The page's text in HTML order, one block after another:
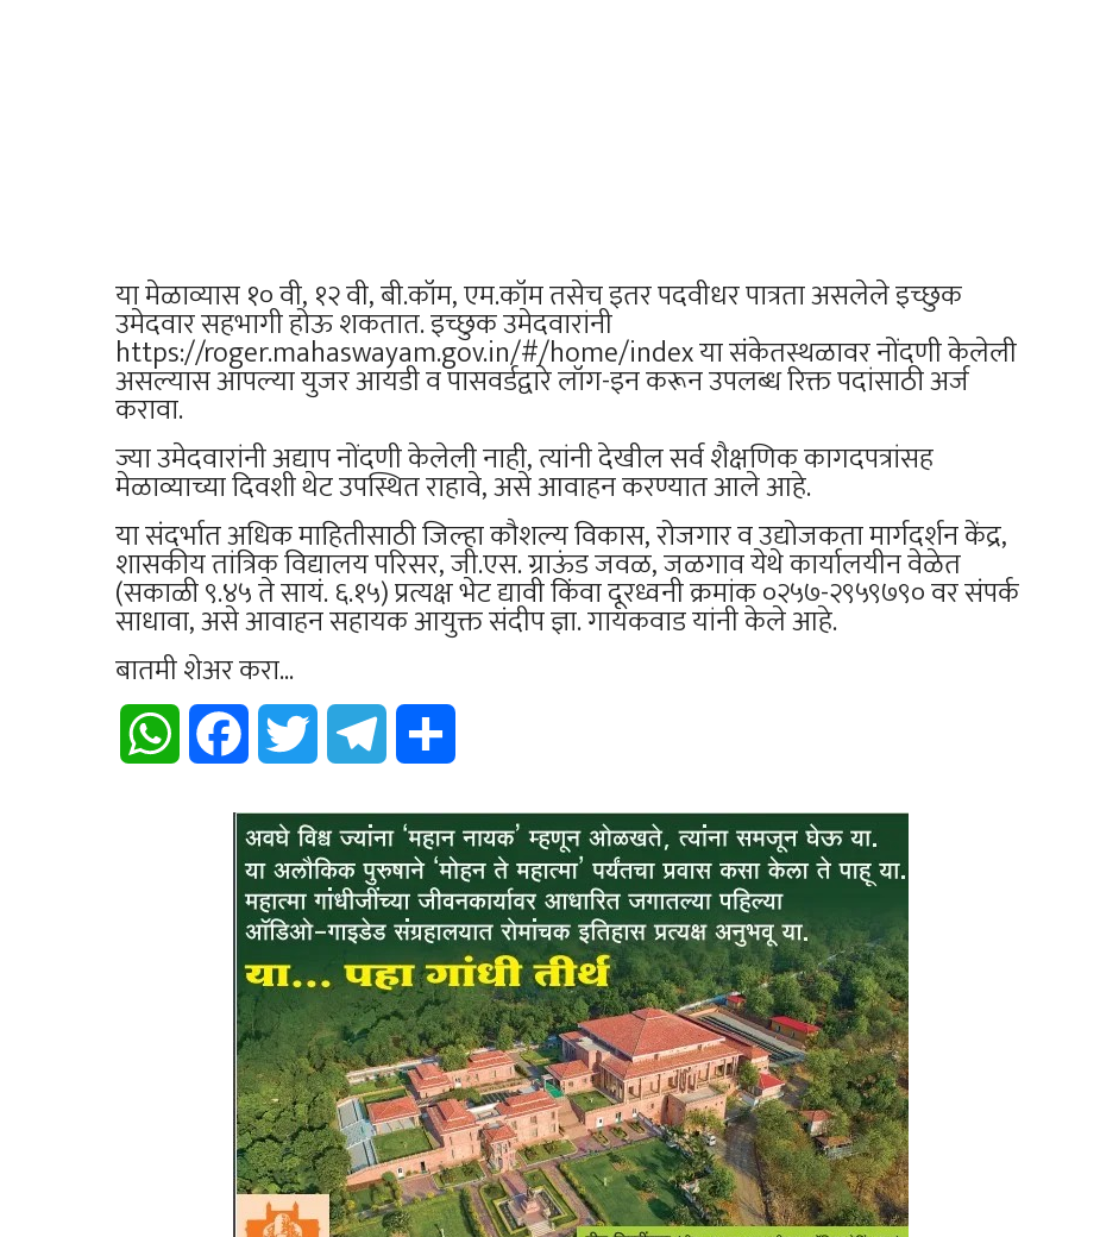
या मेळाव्यास १० वी, १२ वी, बी.कॉम, एम.कॉम तसेच इतर पदवीधर पात्रता असलेले इच्छुक
उमेदवार सहभागी होऊ शकतात. इच्छुक उमेदवारांनी
https://roger.mahaswayam.gov.in/#/home/index⁠ या संकेतस्थळावर नोंदणी केलेली
असल्यास आपल्या युजर आयडी व पासवर्डद्वारे लॉग-इन करून उपलब्ध रिक्त पदांसाठी अर्ज
करावा.
ज्या उमेदवारांनी अद्याप नोंदणी केलेली नाही, त्यांनी देखील सर्व शैक्षणिक कागदपत्रांसह
मेळाव्याच्या दिवशी थेट उपस्थित राहावे, असे आवाहन करण्यात आले आहे.
या संदर्भात अधिक माहितीसाठी जिल्हा कौशल्य विकास, रोजगार व उद्योजकता मार्गदर्शन केंद्र,
शासकीय तांत्रिक विद्यालय परिसर, जी.एस. ग्राऊंड जवळ, जळगाव येथे कार्यालयीन वेळेत
(सकाळी ९.४५ ते सायं. ६.१५) प्रत्यक्ष भेट द्यावी किंवा दूरध्वनी क्रमांक ०२५७-२९५९७९० वर संपर्क
साधावा, असे आवाहन सहायक आयुक्त संदीप ज्ञा. गायकवाड यांनी केले आहे.
बातमी शेअर करा...
WhatsApp Facebook Twitter Telegram